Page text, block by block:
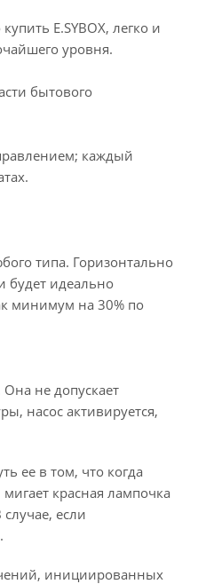
E.SYBOX, легко и
уровня.
бытового
каждый
типа. Горизонтально
будет идеально
минимум на 30% по
не допускает
насос активируется,
ее в том, что когда
красная лампочка
если
инициированных